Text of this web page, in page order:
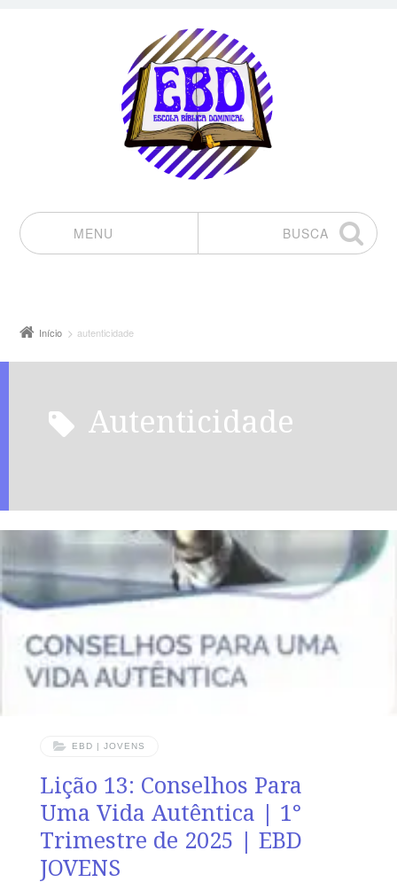
MENU
BUSCA
Início autenticidade
autenticidade
EBD | JOVENS
Lição 13: Conselhos Para
Uma Vida Autêntica | 1°
Trimestre de 2025 | EBD
JOVENS